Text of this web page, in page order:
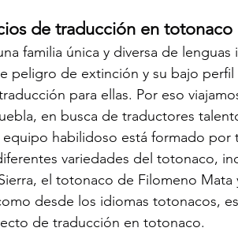
de traducción en totonaco
familia única y diversa de
peligro de extinción y su bajo perfil
para ellas. Por eso
en busca de traductores
equipo habilidoso está formado por
variedades del totonaco,
el totonaco de Filomeno Mata
desde los idiomas totonacos,
de traducción en totonaco.